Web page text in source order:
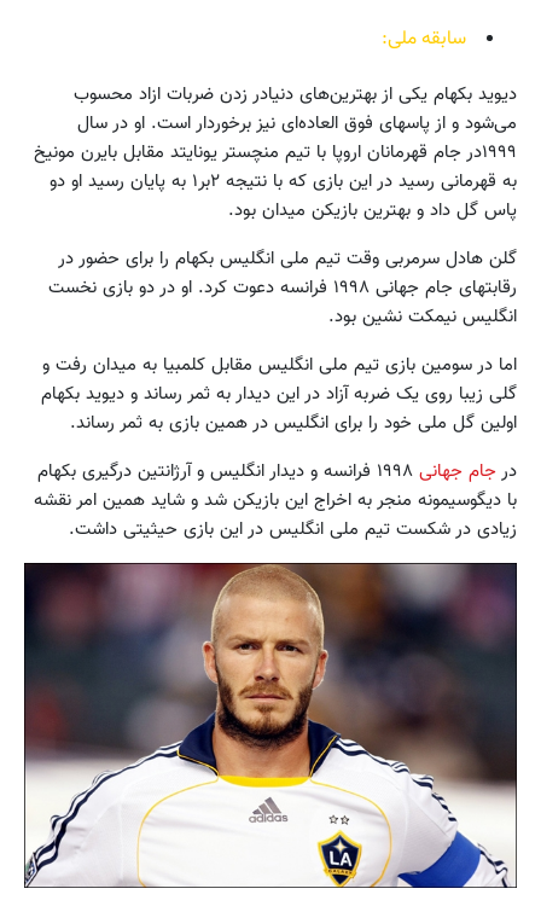
سابقه ملی:
دیوید بکهام یکی از بهترین‌های دنیادر زدن ضربات ازاد محسوب
می‌شود و از پاسهای فوق العاده‌ای نیز برخوردار است. او در سال
۱۹۹۹در جام قهرمانان اروپا با تیم منچستر یونایتد مقابل بایرن مونیخ
به قهرمانی رسید در این بازی که با نتیجه ۲بر۱ به پایان رسید او دو
پاس گل داد و بهترین بازیکن میدان بود.
گلن هادل سرمربی وقت تیم ملی انگلیس بکهام را برای حضور در
رقابتهای جام جهانی ۱۹۹۸ فرانسه دعوت کرد. او در دو بازی نخست
انگلیس نیمکت نشین بود.
اما در سومین بازی تیم ملی انگلیس مقابل کلمبیا به میدان رفت و
گلی زیبا روی یک ضربه آزاد در این دیدار به ثمر رساند و دیوید بکهام
اولین گل ملی خود را برای انگلیس در همین بازی به ثمر رساند.
درجام جهانی
۱۹۹۸ فرانسه و دیدار انگلیس و آرژانتین درگیری بکهام
با دیگوسیمونه منجر به اخراج این بازیکن شد و شاید همین امر نقشه
زیادی در شکست تیم ملی انگلیس در این بازی حیثیتی داشت.